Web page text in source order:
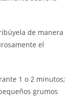
de manera
el
1 o 2 minutos;
grumos